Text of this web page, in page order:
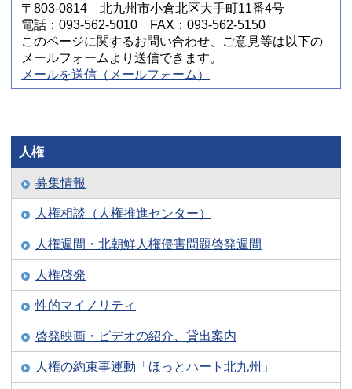
〒803-0814 北九州市小倉北区大手町11番4号
電話：093-562-5010 FAX：093-562-5150
このページに関するお問い合わせ、ご意見等は以下の
メールフォームより送信できます。
メールを送信（メールフォーム）
人権
募集情報
人権相談（人権推進センター）
人権週間・北朝鮮人権侵害問題啓発週間
人権啓発
性的マイノリティ
啓発映画・ビデオの紹介、貸出案内
人権の約束事運動「ほっとハート北九州」